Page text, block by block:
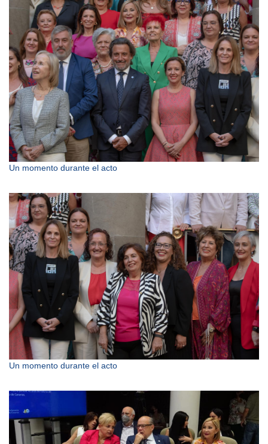
Un momento durante el acto
Un momento durante el acto